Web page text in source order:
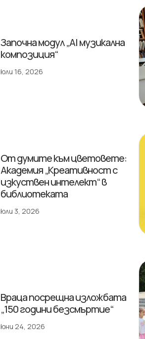
Започна модул „AI музикална
композиция“
юли 16, 2026
От думите към цветовете:
Академия „Креативност с
изкуствен интелект“ в
библиотеката
юли 3, 2026
Враца посрещна изложбата
„150 години безсмъртие“
юни 24, 2026